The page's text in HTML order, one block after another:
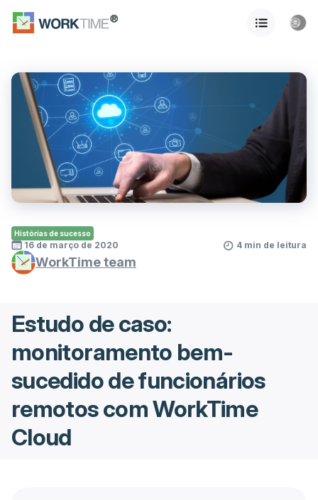
Histórias de sucesso
16 de março de 2020 4 min de leitura
WorkTime team
Estudo de caso:
monitoramento bem-
sucedido de funcionários
remotos com WorkTime
Cloud